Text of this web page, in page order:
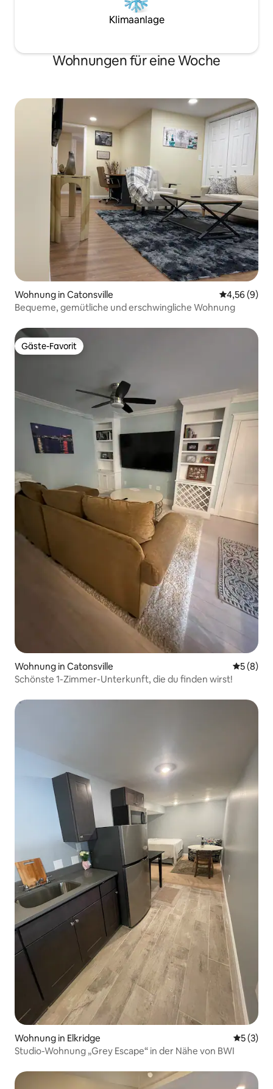
Klimaanlage
Wohnungen für eine Woche
Wohnung in Catonsville
4,56 (9)
Bequeme, gemütliche und erschwingliche Wohnung
Gäste-Favorit
Gäste-Favorit
Wohnung in Catonsville
5 (8)
Schönste 1-Zimmer-Unterkunft, die du finden wirst!
Wohnung in Elkridge
5 (3)
Studio-Wohnung „Grey Escape“ in der Nähe von BWI